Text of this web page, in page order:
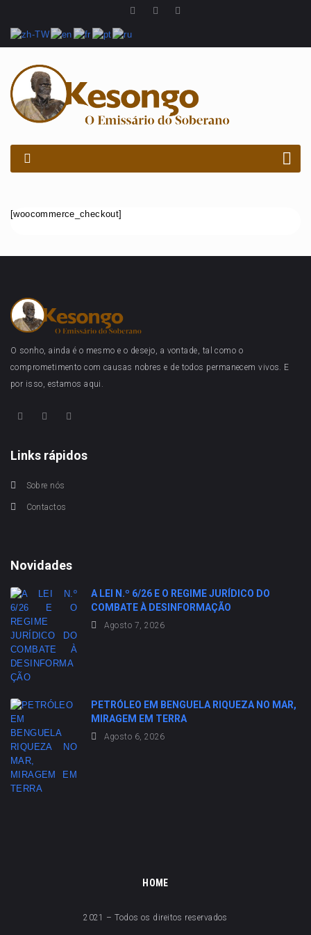
[woocommerce_checkout]
O sonho, ainda é o mesmo e o desejo, a vontade, tal como o
comprometimento com causas nobres e de todos permanecem vivos. E
por isso, estamos aqui.
Links rápidos
Sobre nós
Contactos
Novidades
A LEI N.º 6/26 E O REGIME JURÍDICO DO
COMBATE À DESINFORMAÇÃO
Agosto 7, 2026
PETRÓLEO EM BENGUELA RIQUEZA NO MAR,
MIRAGEM EM TERRA
Agosto 6, 2026
HOME
2021 – Todos os direitos reservados
PROCURAR